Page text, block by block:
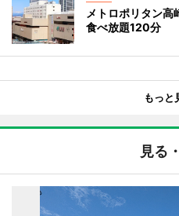
メトロポリタン
食べ放題120分
もっと
見る